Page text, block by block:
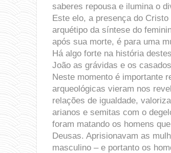
saberes repousa e ilumina o
Este elo, a presença do
arquétipo da síntese do
após sua morte, é para uma
Há algo forte na história
João as grávidas e os
Neste momento é importante
arqueológicas vieram nos
relações de igualdade,
arianos e semitas com o
foram matando os homens
Deusas. Aprisionavam as
masculino – e portanto os